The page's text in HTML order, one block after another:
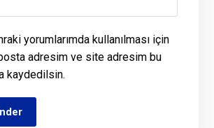
yorumlarımda kullanılması için
adresim ve site adresim bu
kaydedilsin.